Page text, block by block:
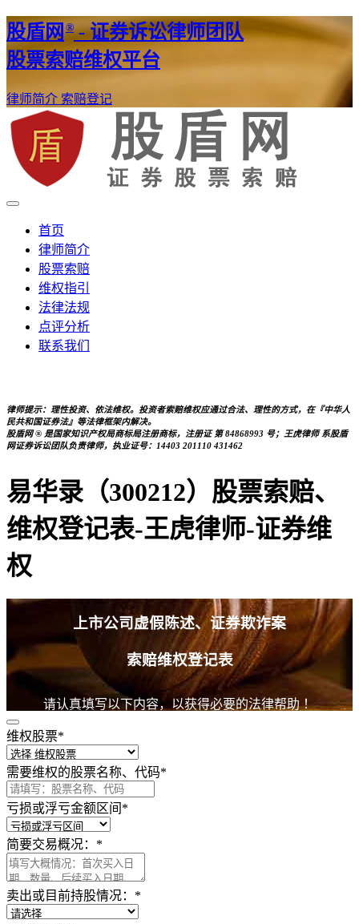
股盾网®- 证券诉讼律师团队
股票索赔维权平台
律师简介 索赔登记
股盾网
证券股票维权网
首页
律师简介
股票索赔
维权指引
法律法规
点评分析
联系我们
律师提示：理性投资、依法维权。投资者索赔维权应通过合法、理性的方式，在『中华人
民共和国证券法』等法律框架内解决。
股盾网 ® 是国家知识产权局商标局注册商标，注册证 第 84868993 号；王虎律师 系股盾
网证券诉讼团队负责律师，执业证号：14403 201110 431462
易华录（300212）股票索赔、
维权登记表-王虎律师-证券维
权
上市公司虚假陈述、证券欺诈案
索赔维权登记表
请认真填写以下内容，以获得必要的法律帮助 ！
维权股票*
需要维权的股票名称、代码*
亏损或浮亏金额区间 *
简要交易概况： *
卖出或目前持股情况： *